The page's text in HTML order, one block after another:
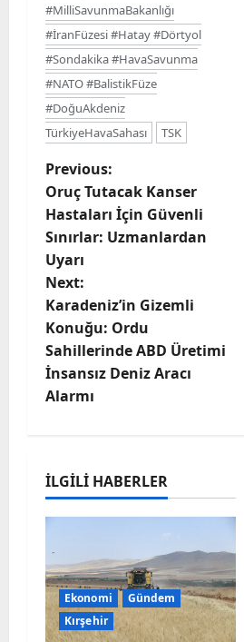
#MilliSavunmaBakanlığı
#İranFüzesi #Hatay #Dörtyol
#Sondakika #HavaSavunma
#NATO #BalistikFüze
#DoğuAkdeniz
TürkiyeHavaSahası
TSK
P
o
s
t
n
a
v
g
a
t
i
o
Previous:
Oruç Tutacak Kanser
Hastaları İçin Güvenli
Sınırlar: Uzmanlardan
Uyarı
Next:
Karadeniz’in Gizemli
Konuğu: Ordu
Sahillerinde ABD Üretimi
İnsansız Deniz Aracı
Alarmı
İLGILI HABERLER
Ekonomi
Gündem
Kırşehir